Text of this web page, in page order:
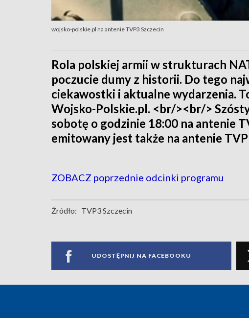
wojsko-polskie.pl na antenie TVP3 Szczecin
Rola polskiej armii w strukturach
poczucie dumy z historii. Do tego
ciekawostki i aktualne wydarzenia.
Wojsko-Polskie.pl. <br/><br/>
sobotę o godzinie 18:00 na antenie
emitowany jest także na antenie
ZOBACZ poprzednie odcinki programu
Źródło: TVP3 Szczecin
UDOSTĘPNIJ NA FACEBOOKU